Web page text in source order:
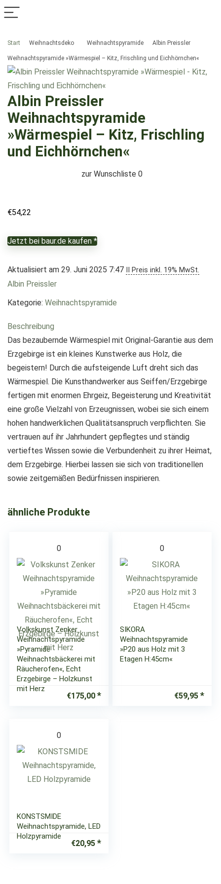
Start Weihnachtsdeko Weihnachtspyramide Albin Preissler
Weihnachtspyramide »Wärmespiel – Kitz, Frischling und Eichhörnchen«
Albin Preissler
Weihnachtspyramide
»Wärmespiel – Kitz, Frischling
und Eichhörnchen«
zur Wunschliste 0
€54,22
Jetzt bei baur.de kaufen *
Aktualisiert am 29. Juni 2025 7:47 II Preis inkl. 19% MwSt.
Albin Preissler
Kategorie: Weihnachtspyramide
Beschreibung
Das bezaubernde Wärmespiel mit Original-Garantie aus dem
Erzgebirge ist ein kleines Kunstwerke aus Holz, die
begeistern! Durch die aufsteigende Luft dreht sich das
Wärmespiel. Die Kunsthandwerker aus Seiffen/Erzgebirge
fertigen mit enormen Ehrgeiz, Begeisterung und Kreativität
eine große Vielzahl von Erzeugnissen, wobei sie sich einem
hohen handwerklichen Qualitätsanspruch verpflichten. Sie
vertrauen auf ihr Jahrhundert gepflegtes und ständig
vertieftes Wissen sowie die Verbundenheit zu ihrer Heimat,
dem Erzgebirge. Hierbei lassen sie sich von traditionellen
sowie zeitgemäßen Bedürfnissen inspirieren.
ähnliche Produkte
0
Volkskunst Zenker
Weihnachtspyramide
»Pyramide
Weihnachtsbäckerei mit
Räucherofen«, Echt
Erzgebirge – Holzkunst
mit Herz
€175,00
0
SIKORA
Weihnachtspyramide
»P20 aus Holz mit 3
Etagen H:45cm«
€59,95
0
KONSTSMIDE
Weihnachtspyramide, LED
Holzpyramide
€20,95